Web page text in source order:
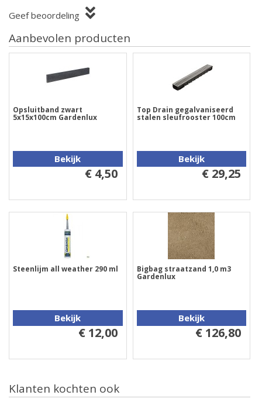
Geef beoordeling
Aanbevolen producten
Opsluitband zwart
5x15x100cm Gardenlux
Bekijk
€ 4,50
Top Drain gegalvaniseerd
stalen sleufrooster 100cm
Bekijk
€ 29,25
Steenlijm all weather 290 ml
Bekijk
€ 12,00
Bigbag straatzand 1,0 m3
Gardenlux
Bekijk
€ 126,80
Klanten kochten ook